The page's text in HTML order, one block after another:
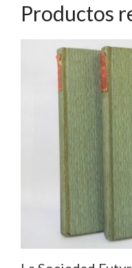
Productos